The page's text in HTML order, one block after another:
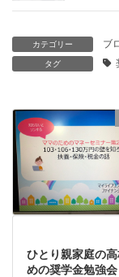
カテゴリー ブ
タグ
ひとり親家庭の
めの奨学金勉強